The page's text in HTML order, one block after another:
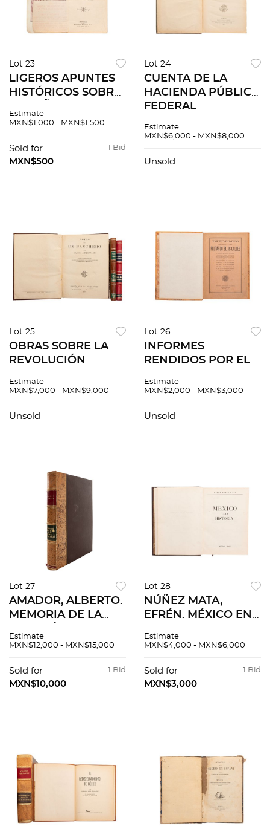
Lot 23
LIGEROS APUNTES
HISTÓRICOS SOBRE
MÉXICO Y DATOS
ESTADÍSTICOS DEL
GRAN BAÑO DE SAN
Estimate
MXN$1,000 - MXN$1,500
1 Bid
Sold for
MXN$500
Lot 24
CUENTA DE LA
HACIENDA PÚBLICA
FEDERAL
A LOS MESES DE
DE 1917. MÉXICO,
Estimate
MXN$6,000 - MXN$8,000
Unsold
Lot 25
OBRAS SOBRE LA
REVOLUCIÓN
MESES DE
DE UN RANCHERO /
Estimate
MXN$7,000 - MXN$9,000
Unsold
Lot 26
INFORMES
RENDIDOS POR EL
ELÍAS CALLES
CONSTITUCIONAL
Estimate
MXN$2,000 - MXN$3,000
Unsold
Lot 27
AMADOR, ALBERTO.
MEMORIA DE LA
LÍMITES ENTRE
GUATEMALA Y DE
LOS TRABAJOS
Estimate
MXN$12,000 - MXN$15,000
1 Bid
Sold for
MXN$10,000
Lot 28
NÚÑEZ MATA,
EFRÉN. MÉXICO EN
MÉXICO: TALLERES
NACIÓN, 1951.
Ilustrado.
Estimate
MXN$4,000 - MXN$6,000
1 Bid
Sold for
MXN$3,000